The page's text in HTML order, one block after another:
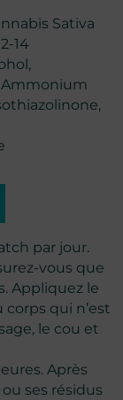
Sativa
14
Ammonium
par jour.
vous que
Appliquez le
qui n’est
le cou et
Après
ses résidus